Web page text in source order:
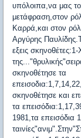
υπόλοιπα,να μας
μετάφραση,στον
Καρρά,και στον
Αργύρης
εξεις
σκηνοθέτησε τα
σκηνοθέτησε και
τα
1981,τα επεισόδια